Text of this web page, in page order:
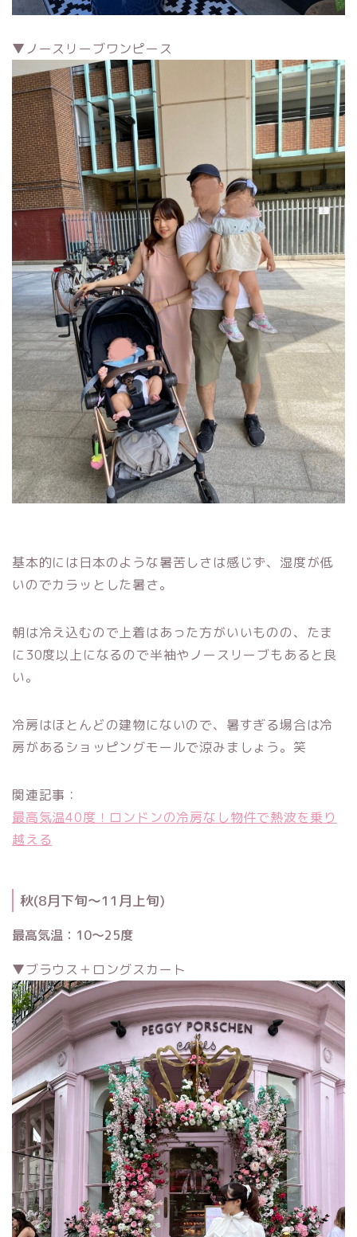
▼ノースリーブワンピース
基本的には日本のような暑苦しさは感じず、湿度が低
いのでカラッとした暑さ。
朝は冷え込むので上着はあった方がいいものの、たま
に30度以上になるので半袖やノースリーブもあると良
い。
冷房はほとんどの建物にないので、暑すぎる場合は冷
房があるショッピングモールで涼みましょう。笑
関連記事：
最高気温40度！ロンドンの冷房なし物件で熱波を乗り
越える
秋(8月下旬〜11月上旬)
最高気温：10〜25度
▼ブラウス＋ロングスカート